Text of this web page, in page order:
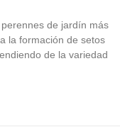
de jardín más
la formación de setos
de la variedad